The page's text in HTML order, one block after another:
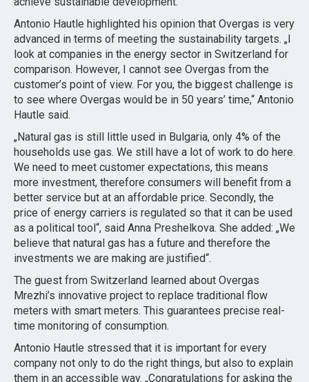
Antonio Hautle highlighted his opinion that Overgas is very
advanced in terms of meeting the sustainability targets. „I
look at companies in the energy sector in Switzerland for
comparison. However, I cannot see Overgas from the
customer’s point of view. For you, the biggest challenge is
to see where Overgas would be in 50 years’ time,“ Antonio
Hautle said.
„Natural gas is still little used in Bulgaria, only 4% of the
households use gas. We still have a lot of work to do here.
We need to meet customer expectations, this means
more investment, therefore consumers will benefit from a
better service but at an affordable price. Secondly, the
price of energy carriers is regulated so that it can be used
as a political tool“, said Anna Preshelkova. She added: „We
believe that natural gas has a future and therefore the
investments we are making are justified“.
The guest from Switzerland learned about Overgas
Mrezhi’s innovative project to replace traditional flow
meters with smart meters. This guarantees precise real-
time monitoring of consumption.
Antonio Hautle stressed that it is important for every
company not only to do the right things, but also to explain
them in an accessible way. „Congratulations for asking the